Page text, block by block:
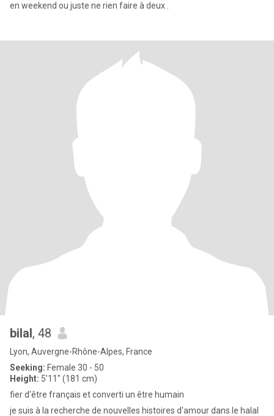
en weekend ou juste ne rien faire à deux .
bilal, 48
Lyon, Auvergne-Rhône-Alpes, France
Seeking: Female 30 - 50
Height: 5'11" (181 cm)
fier d'être français et converti un être humain
je suis à la recherche de nouvelles histoires d'amour dans le halal